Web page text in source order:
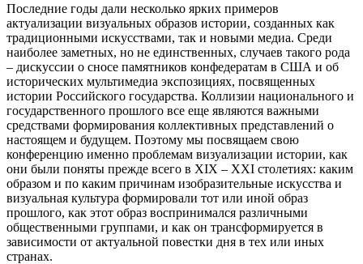
Последние годы дали несколько ярких примеров
актуализации визуальных образов истории, созданных как
традиционными искусствами, так и новыми медиа. Среди
наиболее заметных, но не единственных, случаев такого рода
– дискуссии о сносе памятников конфедератам в США и об
исторических мультимедиа экспозициях, посвященных
истории Российского государства. Коллизии национального и
государственного прошлого все еще являются важными
средствами формирования коллективных представлений о
настоящем и будущем. Поэтому мы посвящаем свою
конференцию именно проблемам визуализации истории, как
они были поняты прежде всего в XIX – XXI столетиях: каким
образом и по каким причинам изобразительные искусства и
визуальная культура формировали тот или иной образ
прошлого, как этот образ воспринимался различными
общественными группами, и как он трансформируется в
зависимости от актуальной повестки дня в тех или иных
странах.